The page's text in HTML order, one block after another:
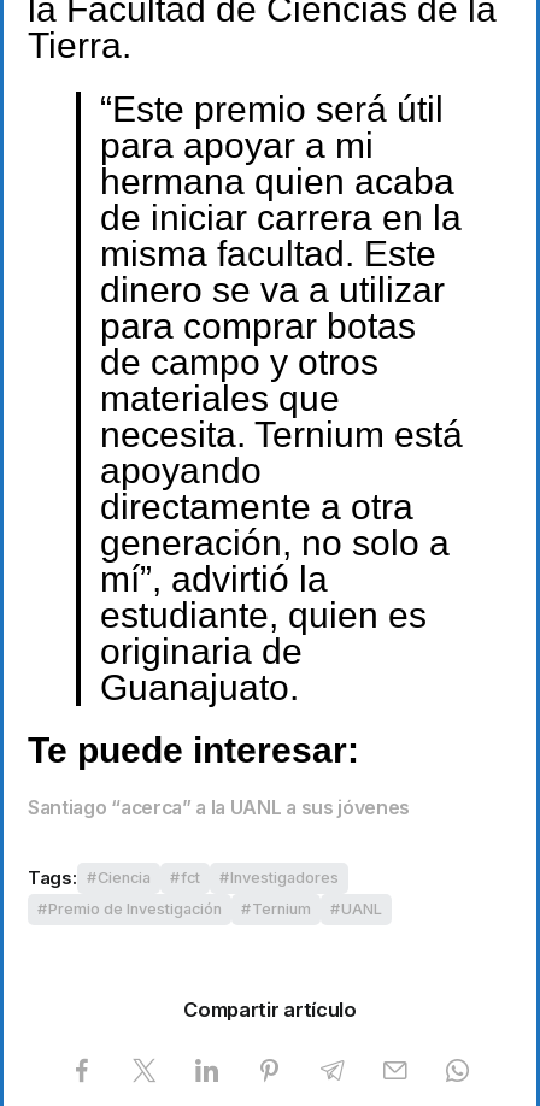
la Facultad de Ciencias de la
Tierra.
“Este premio será útil
para apoyar a mi
hermana quien acaba
de iniciar carrera en la
misma facultad. Este
dinero se va a utilizar
para comprar botas
de campo y otros
materiales que
necesita. Ternium está
apoyando
directamente a otra
generación, no solo a
mí”, advirtió la
estudiante, quien es
originaria de
Guanajuato.
Te puede interesar:
Santiago “acerca” a la UANL a sus jóvenes
Tags: Ciencia fct
Investigadores
Premio de Investigación
Ternium UANL
Compartir artículo